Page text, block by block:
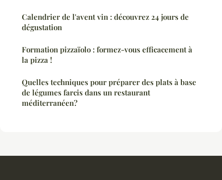
Calendrier de l'avent vin : découvrez 24 jours de
dégustation
Formation pizzaïolo : formez-vous efficacement à
la pizza !
Quelles techniques pour préparer des plats à base
de légumes farcis dans un restaurant
méditerranéen?